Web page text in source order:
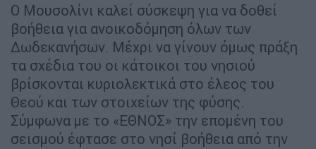
Ο Μουσολίνι καλεί σύσκεψη για να δοθεί
βοήθεια για ανοικοδόμηση όλων των
Δωδεκανήσων. Μέχρι να γίνουν όμως πράξη
τα σχέδια του οι κάτοικοι του νησιού
βρίσκονται κυριολεκτικά στο έλεος του
Θεού και των στοιχείων της φύσης.
Σύμφωνα με το «ΕΘΝΟΣ» την επομένη του
σεισμού έφτασε στο νησί βοήθεια από την